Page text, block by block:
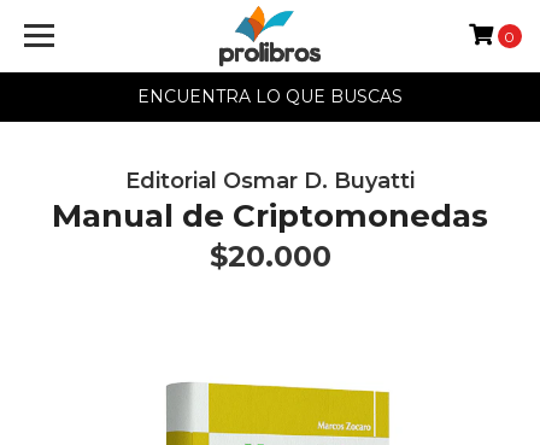
ENCUENTRA LO QUE BUSCAS
0
Editorial Osmar D. Buyatti
Manual de Criptomonedas
$20.000